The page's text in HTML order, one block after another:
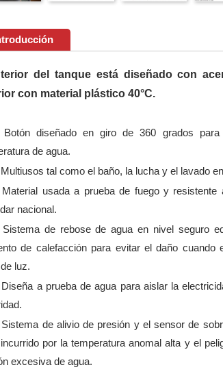
del tanque está diseñado con
con material plástico 40°C.
Botón diseñado en giro de 360 grados
de agua.
Multiusos tal como el baño, la lucha y el lavado
Material usada a prueba de fuego y
nacional.
Sistema de rebose de agua en nivel seguro
de calefacción para evitar el daño
luz.
Diseña a prueba de agua para aislar la
Sistema de alivio de presión y el sensor de
por la temperatura anomal alta y el
excesiva de agua.